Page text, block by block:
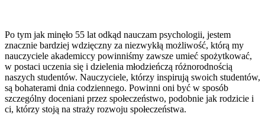
Po tym jak minęło 55 lat odkąd nauczam psychologii, jestem
znacznie bardziej wdzięczny za niezwykłą możliwość, którą my
nauczyciele akademiccy powinniśmy zawsze umieć spożytkować,
w postaci uczenia się i dzielenia młodzieńczą różnorodnością
naszych studentów. Nauczyciele, którzy inspirują swoich studentów,
są bohaterami dnia codziennego. Powinni oni być w sposób
szczególny doceniani przez społeczeństwo, podobnie jak rodzicie i
ci, którzy stoją na straży rozwoju społeczeństwa.